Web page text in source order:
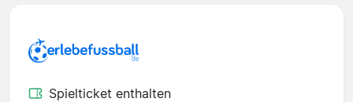
Spielticket enthalten